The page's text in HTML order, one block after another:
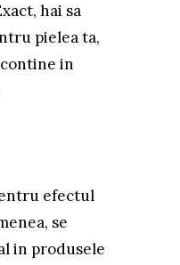
hai sa
pielea ta,
in
efectul
se
in produsele